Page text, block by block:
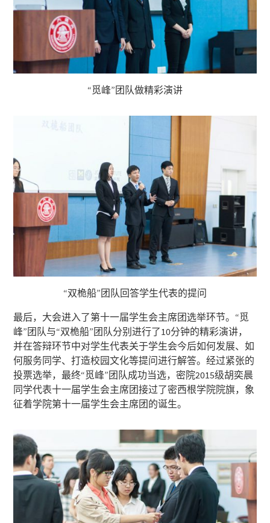
“觅峰”团队做精彩演讲
“双桅船”团队回答学生代表的提问
最后，大会进入了第十一届学生会主席团选举环节。“觅
峰”团队与“双桅船”团队分别进行了10分钟的精彩演讲，
并在答辩环节中对学生代表关于学生会今后如何发展、如
何服务同学、打造校园文化等提问进行解答。经过紧张的
投票选举，最终“觅峰”团队成功当选，密院2015级胡奕晨
同学代表十一届学生会主席团接过了密西根学院院旗，象
征着学院第十一届学生会主席团的诞生。